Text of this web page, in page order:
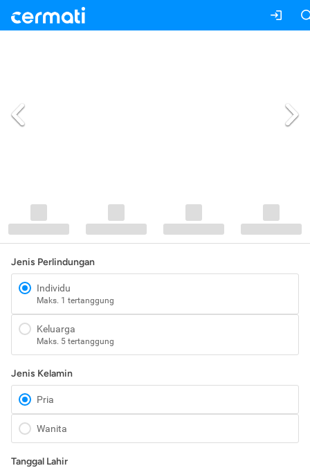
Jenis Perlindungan
Individu
Maks. 1 tertanggung
Keluarga
Maks. 5 tertanggung
Jenis Kelamin
Pria
Wanita
Tanggal Lahir